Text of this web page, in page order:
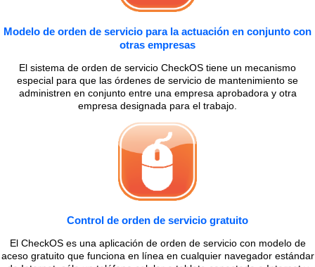
Modelo de orden de servicio para la actuación en conjunto con
otras empresas
El sistema de orden de servicio CheckOS tiene un mecanismo
especial para que las órdenes de servicio de mantenimiento se
administren en conjunto entre una empresa aprobadora y otra
empresa designada para el trabajo.
Control de orden de servicio gratuito
El CheckOS es una aplicación de orden de servicio con modelo de
aceso gratuito que funciona en línea en cualquier navegador estándar